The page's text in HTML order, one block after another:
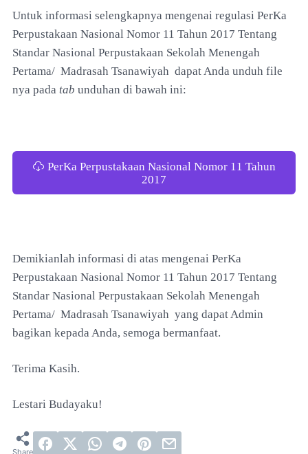
Untuk informasi selengkapnya mengenai regulasi PerKa
Perpustakaan Nasional Nomor 11 Tahun 2017 Tentang
Standar Nasional Perpustakaan Sekolah Menengah
Pertama/ Madrasah Tsanawiyah dapat Anda unduh file
nya pada tab unduhan di bawah ini:
PerKa Perpustakaan Nasional Nomor 11 Tahun
2017
Demikianlah informasi di atas mengenai PerKa
Perpustakaan Nasional Nomor 11 Tahun 2017 Tentang
Standar Nasional Perpustakaan Sekolah Menengah
Pertama/ Madrasah Tsanawiyah yang dapat Admin
bagikan kepada Anda, semoga bermanfaat.
Terima Kasih.
Lestari Budayaku!